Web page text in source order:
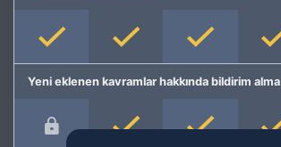
Yeni eklenen kavramlar hakkında bildirim alma